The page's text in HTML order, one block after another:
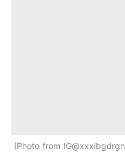
Photo from IG@xxxibgdrgn